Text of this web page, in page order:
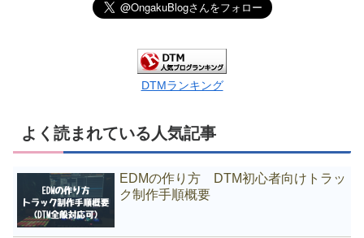
DTMランキング
よく読まれている人気記事
EDMの作り方 DTM初心者向けトラッ
ク制作手順概要